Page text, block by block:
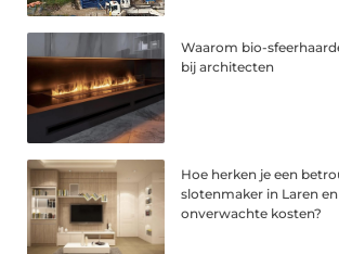
Waarom bio-
bij architecten
Hoe herken je een
slotenmaker in Laren
onverwachte kosten?